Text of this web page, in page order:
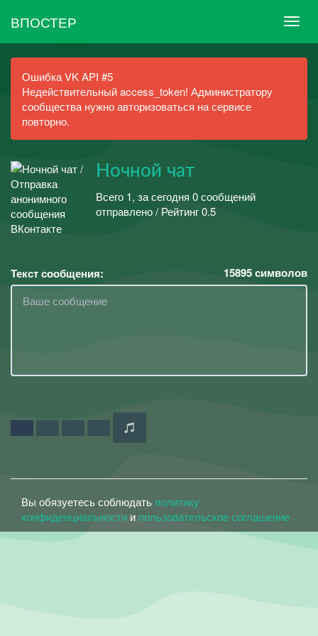
ВПОСТЕР
Ошибка VK API #5
Недействительный access_token! Администратору
сообщества нужно авторизоваться на сервисе
повторно.
Ночной чат
Всего 1, за сегодня 0 сообщений
отправлено / Рейтинг 0.5
Текст сообщения: 15895символов
Вы обязуетесь соблюдать политику
конфиденциальности и пользовательское соглашение